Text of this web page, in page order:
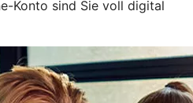
Konto sind Sie voll digital